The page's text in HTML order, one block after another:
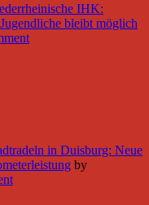
IHK:
bleibt möglich
in Duisburg: Neue
by